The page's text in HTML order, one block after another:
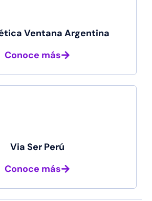
Ventana Argentina
Conoce más
Via Ser Perú
Conoce más